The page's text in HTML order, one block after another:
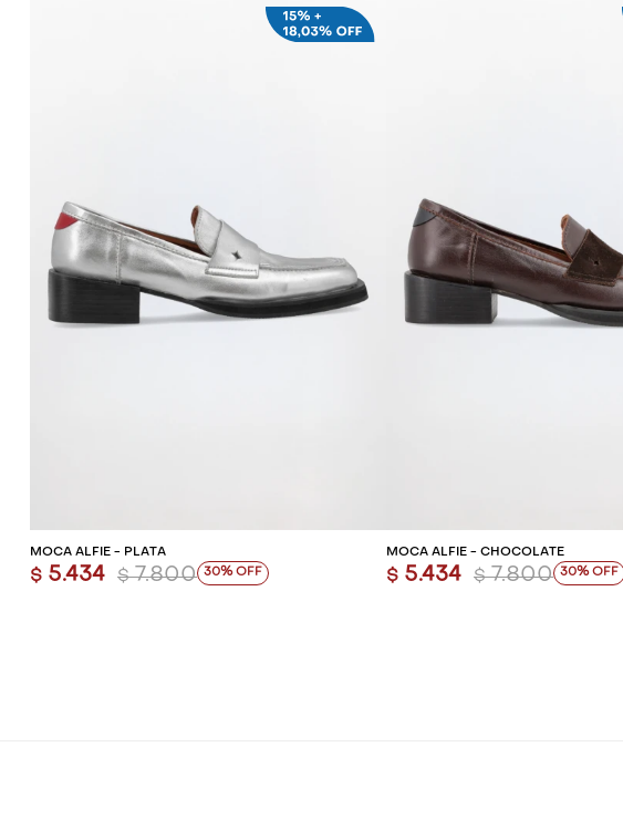
MOCA ALFIE - PLATA
$ 5.434 $ 7.800 30
MOCA ALFIE - CHOCOLATE
$ 5.434 $ 7.800 30